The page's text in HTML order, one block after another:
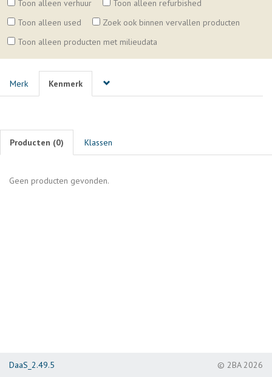
Toon alleen verhuur
Toon alleen refurbished
Toon alleen used
Zoek ook binnen vervallen producten
Toon alleen producten met milieudata
Merk Kenmerk
Producten (0) Klassen
Geen producten gevonden.
DaaS_2.49.5 © 2BA 2026